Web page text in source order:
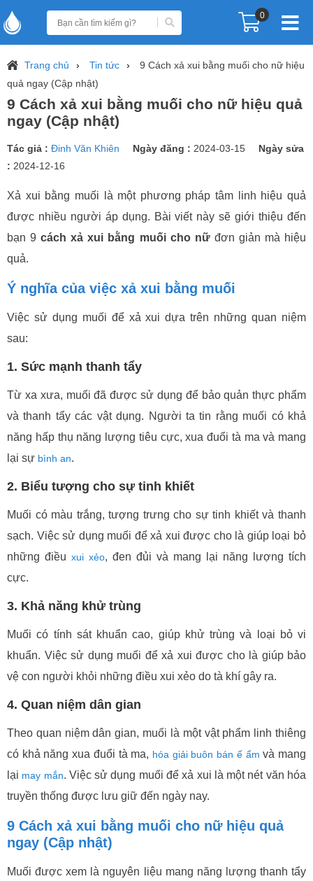
0
Trang chủ Tin tức
9 Cách xả xui bằng muối cho nữ hiệu
quả ngay (Cập nhật)
9 Cách xả xui bằng muối cho nữ hiệu quả
ngay (Cập nhật)
Tác giả : Đinh Văn Khiên Ngày đăng : 2024-03-15
Ngày sửa
: 2024-12-16
Xả xui bằng muối là một phương pháp tâm linh hiệu quả
được nhiều người áp dụng. Bài viết này sẽ giới thiệu đến
bạn 9cách xả xui bằng muối cho nữđơn giản mà hiệu
quả.
Ý nghĩa của việc xả xui bằng muối
Việc sử dụng muối để xả xui dựa trên những quan niệm
sau:
1. Sức mạnh thanh tẩy
Từ xa xưa, muối đã được sử dụng để bảo quản thực phẩm
và thanh tẩy các vật dụng. Người ta tin rằng muối có khả
năng hấp thụ năng lượng tiêu cực, xua đuổi tà ma và mang
lại sự bình an.
2. Biểu tượng cho sự tinh khiết
Muối có màu trắng, tượng trưng cho sự tinh khiết và thanh
sạch. Việc sử dụng muối để xả xui được cho là giúp loại bỏ
những điều xui xẻo, đen đủi và mang lại năng lượng tích
cực.
3. Khả năng khử trùng
Muối có tính sát khuẩn cao, giúp khử trùng và loại bỏ vi
khuẩn. Việc sử dụng muối để xả xui được cho là giúp bảo
vệ con người khỏi những điều xui xẻo do tà khí gây ra.
4. Quan niệm dân gian
Theo quan niệm dân gian, muối là một vật phẩm linh thiêng
có khả năng xua đuổi tà ma, hóa giải buôn bán ế ẩm và mang
lại may mắn. Việc sử dụng muối để xả xui là một nét văn hóa
truyền thống được lưu giữ đến ngày nay.
9 Cách xả xui bằng muối cho nữ hiệu quả
ngay (Cập nhật)
Muối được xem là nguyên liệu mang năng lượng thanh tẩy